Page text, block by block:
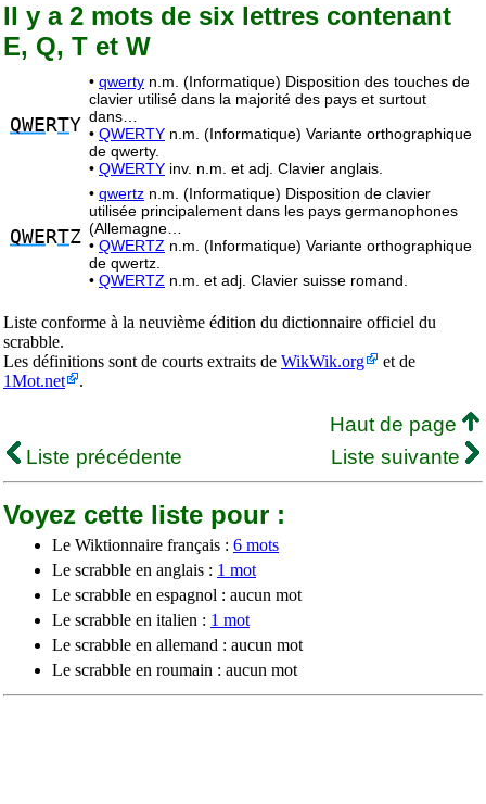
Il y a 2 mots de six lettres contenant
E, Q, T et W
QWE RTY
• qwerty n.m. (Informatique) Disposition des touches de
clavier utilisé dans la majorité des pays et surtout
dans…
• QWERTY n.m. (Informatique) Variante orthographique
de qwerty.
• QWERTY inv. n.m. et adj. Clavier anglais.
QWE RTZ
• qwertz n.m. (Informatique) Disposition de clavier
utilisée principalement dans les pays germanophones
(Allemagne…
• QWERTZ n.m. (Informatique) Variante orthographique
de qwertz.
• QWERTZ n.m. et adj. Clavier suisse romand.
Liste conforme à la neuvième édition du dictionnaire officiel du
scrabble.
Les définitions sont de courts extraits de WikWik.org
et de
1Mot.net
.
Haut de page
Liste précédente
Liste suivante
Voyez cette liste pour :
Le Wiktionnaire français : 6 mots
Le scrabble en anglais : 1 mot
Le scrabble en espagnol : aucun mot
Le scrabble en italien : 1 mot
Le scrabble en allemand : aucun mot
Le scrabble en roumain : aucun mot